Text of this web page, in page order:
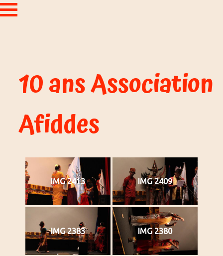
10 ans Association
Afiddes
IMG 2413 IMG 2409
IMG 2383 IMG 2380